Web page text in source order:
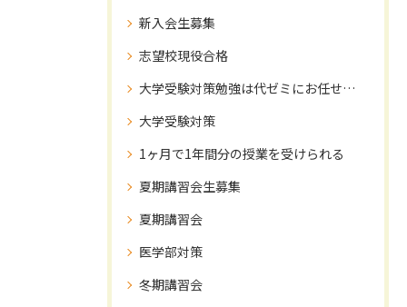
新入会生募集
志望校現役合格
大学受験対策勉強は代ゼミにお任せ下さい！
大学受験対策
1ヶ月で1年間分の授業を受けられる
夏期講習会生募集
夏期講習会
医学部対策
冬期講習会